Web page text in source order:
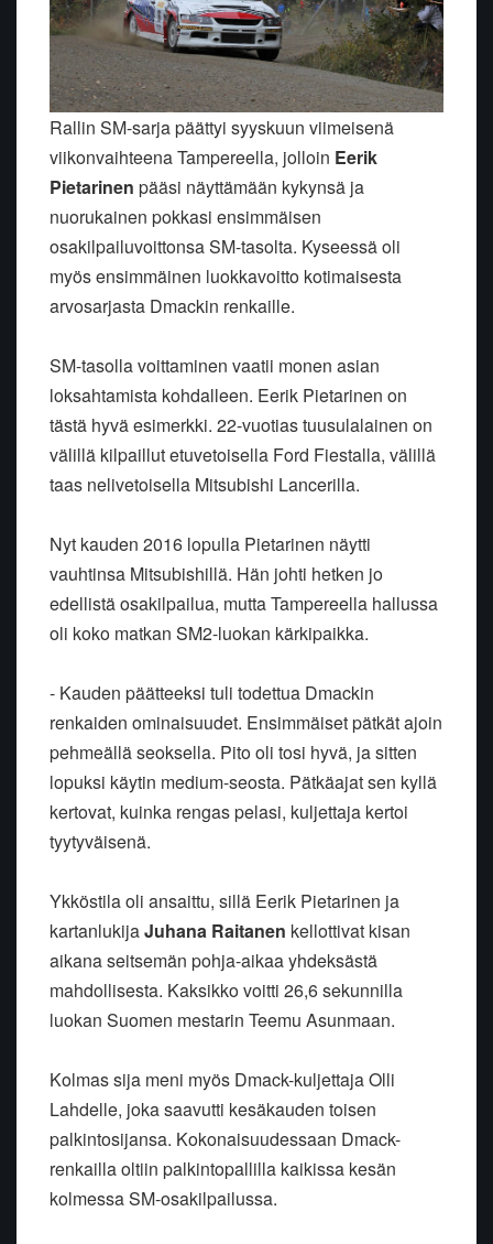
Rallin SM-sarja päättyi syyskuun viimeisenä
viikonvaihteena Tampereella, jolloin Eerik
Pietarinen pääsi näyttämään kykynsä ja
nuorukainen pokkasi ensimmäisen
osakilpailuvoittonsa SM-tasolta. Kyseessä oli
myös ensimmäinen luokkavoitto kotimaisesta
arvosarjasta Dmackin renkaille.
SM-tasolla voittaminen vaatii monen asian
loksahtamista kohdalleen. Eerik Pietarinen on
tästä hyvä esimerkki. 22-vuotias tuusulalainen on
välillä kilpaillut etuvetoisella Ford Fiestalla, välillä
taas nelivetoisella Mitsubishi Lancerilla.
Nyt kauden 2016 lopulla Pietarinen näytti
vauhtinsa Mitsubishillä. Hän johti hetken jo
edellistä osakilpailua, mutta Tampereella hallussa
oli koko matkan SM2-luokan kärkipaikka.
- Kauden päätteeksi tuli todettua Dmackin
renkaiden ominaisuudet. Ensimmäiset pätkät ajoin
pehmeällä seoksella. Pito oli tosi hyvä, ja sitten
lopuksi käytin medium-seosta. Pätkäajat sen kyllä
kertovat, kuinka rengas pelasi, kuljettaja kertoi
tyytyväisenä.
Ykköstila oli ansaittu, sillä Eerik Pietarinen ja
kartanlukijaJuhana Raitanen kellottivat kisan
aikana seitsemän pohja-aikaa yhdeksästä
mahdollisesta. Kaksikko voitti 26,6 sekunnilla
luokan Suomen mestarin Teemu Asunmaan.
Kolmas sija meni myös Dmack-kuljettaja Olli
Lahdelle, joka saavutti kesäkauden toisen
palkintosijansa. Kokonaisuudessaan Dmack-
renkailla oltiin palkintopallilla kaikissa kesän
kolmessa SM-osakilpailussa.